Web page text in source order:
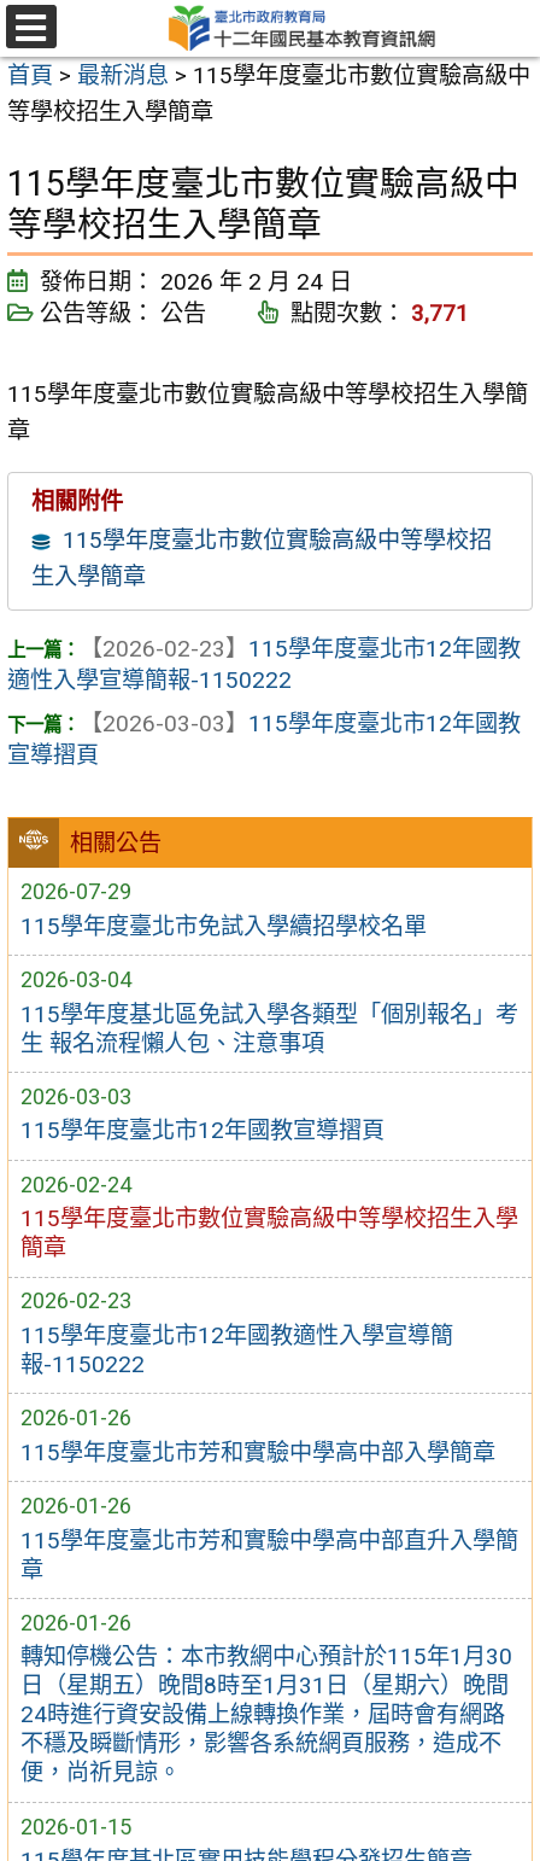
跳
至
主
要
容
區
選
單
首頁 > 最新消息 > 115學年度臺北市數位實驗高級中
等學校招生入學簡章
相關公告
2026-07-29
115學年度臺北市免試入學續招學校名單
2026-03-04
115學年度基北區免試入學各類型「個別報名」考
生 報名流程懶人包、注意事項
2026-03-03
115學年度臺北市12年國教宣導摺頁
2026-02-24
115學年度臺北市數位實驗高級中等學校招生入學
簡章
2026-02-23
115學年度臺北市12年國教適性入學宣導簡
報-1150222
2026-01-26
115學年度臺北市芳和實驗中學高中部入學簡章
2026-01-26
115學年度臺北市芳和實驗中學高中部直升入學簡
章
2026-01-26
轉知停機公告：本市教網中心預計於115年1月30
日（星期五）晚間8時至1月31日（星期六）晚間
24時進行資安設備上線轉換作業，屆時會有網路
不穩及瞬斷情形，影響各系統網頁服務，造成不
便，尚祈見諒。
2026-01-15
115學年度臺北市數位實驗高級中
等學校招生入學簡章
發佈日期：
2026 年 2 月 24 日
公告等級：
公告 點閱次數： 3,771
115學年度臺北市數位實驗高級中等學校招生入學簡
章
相關附件
115學年度臺北市數位實驗高級中等學校招
生入學簡章
【2026-02-23】 115學年度臺北市12年國教
適性入學宣導簡報-1150222
【2026-03-03】 115學年度臺北市12年國教
宣導摺頁